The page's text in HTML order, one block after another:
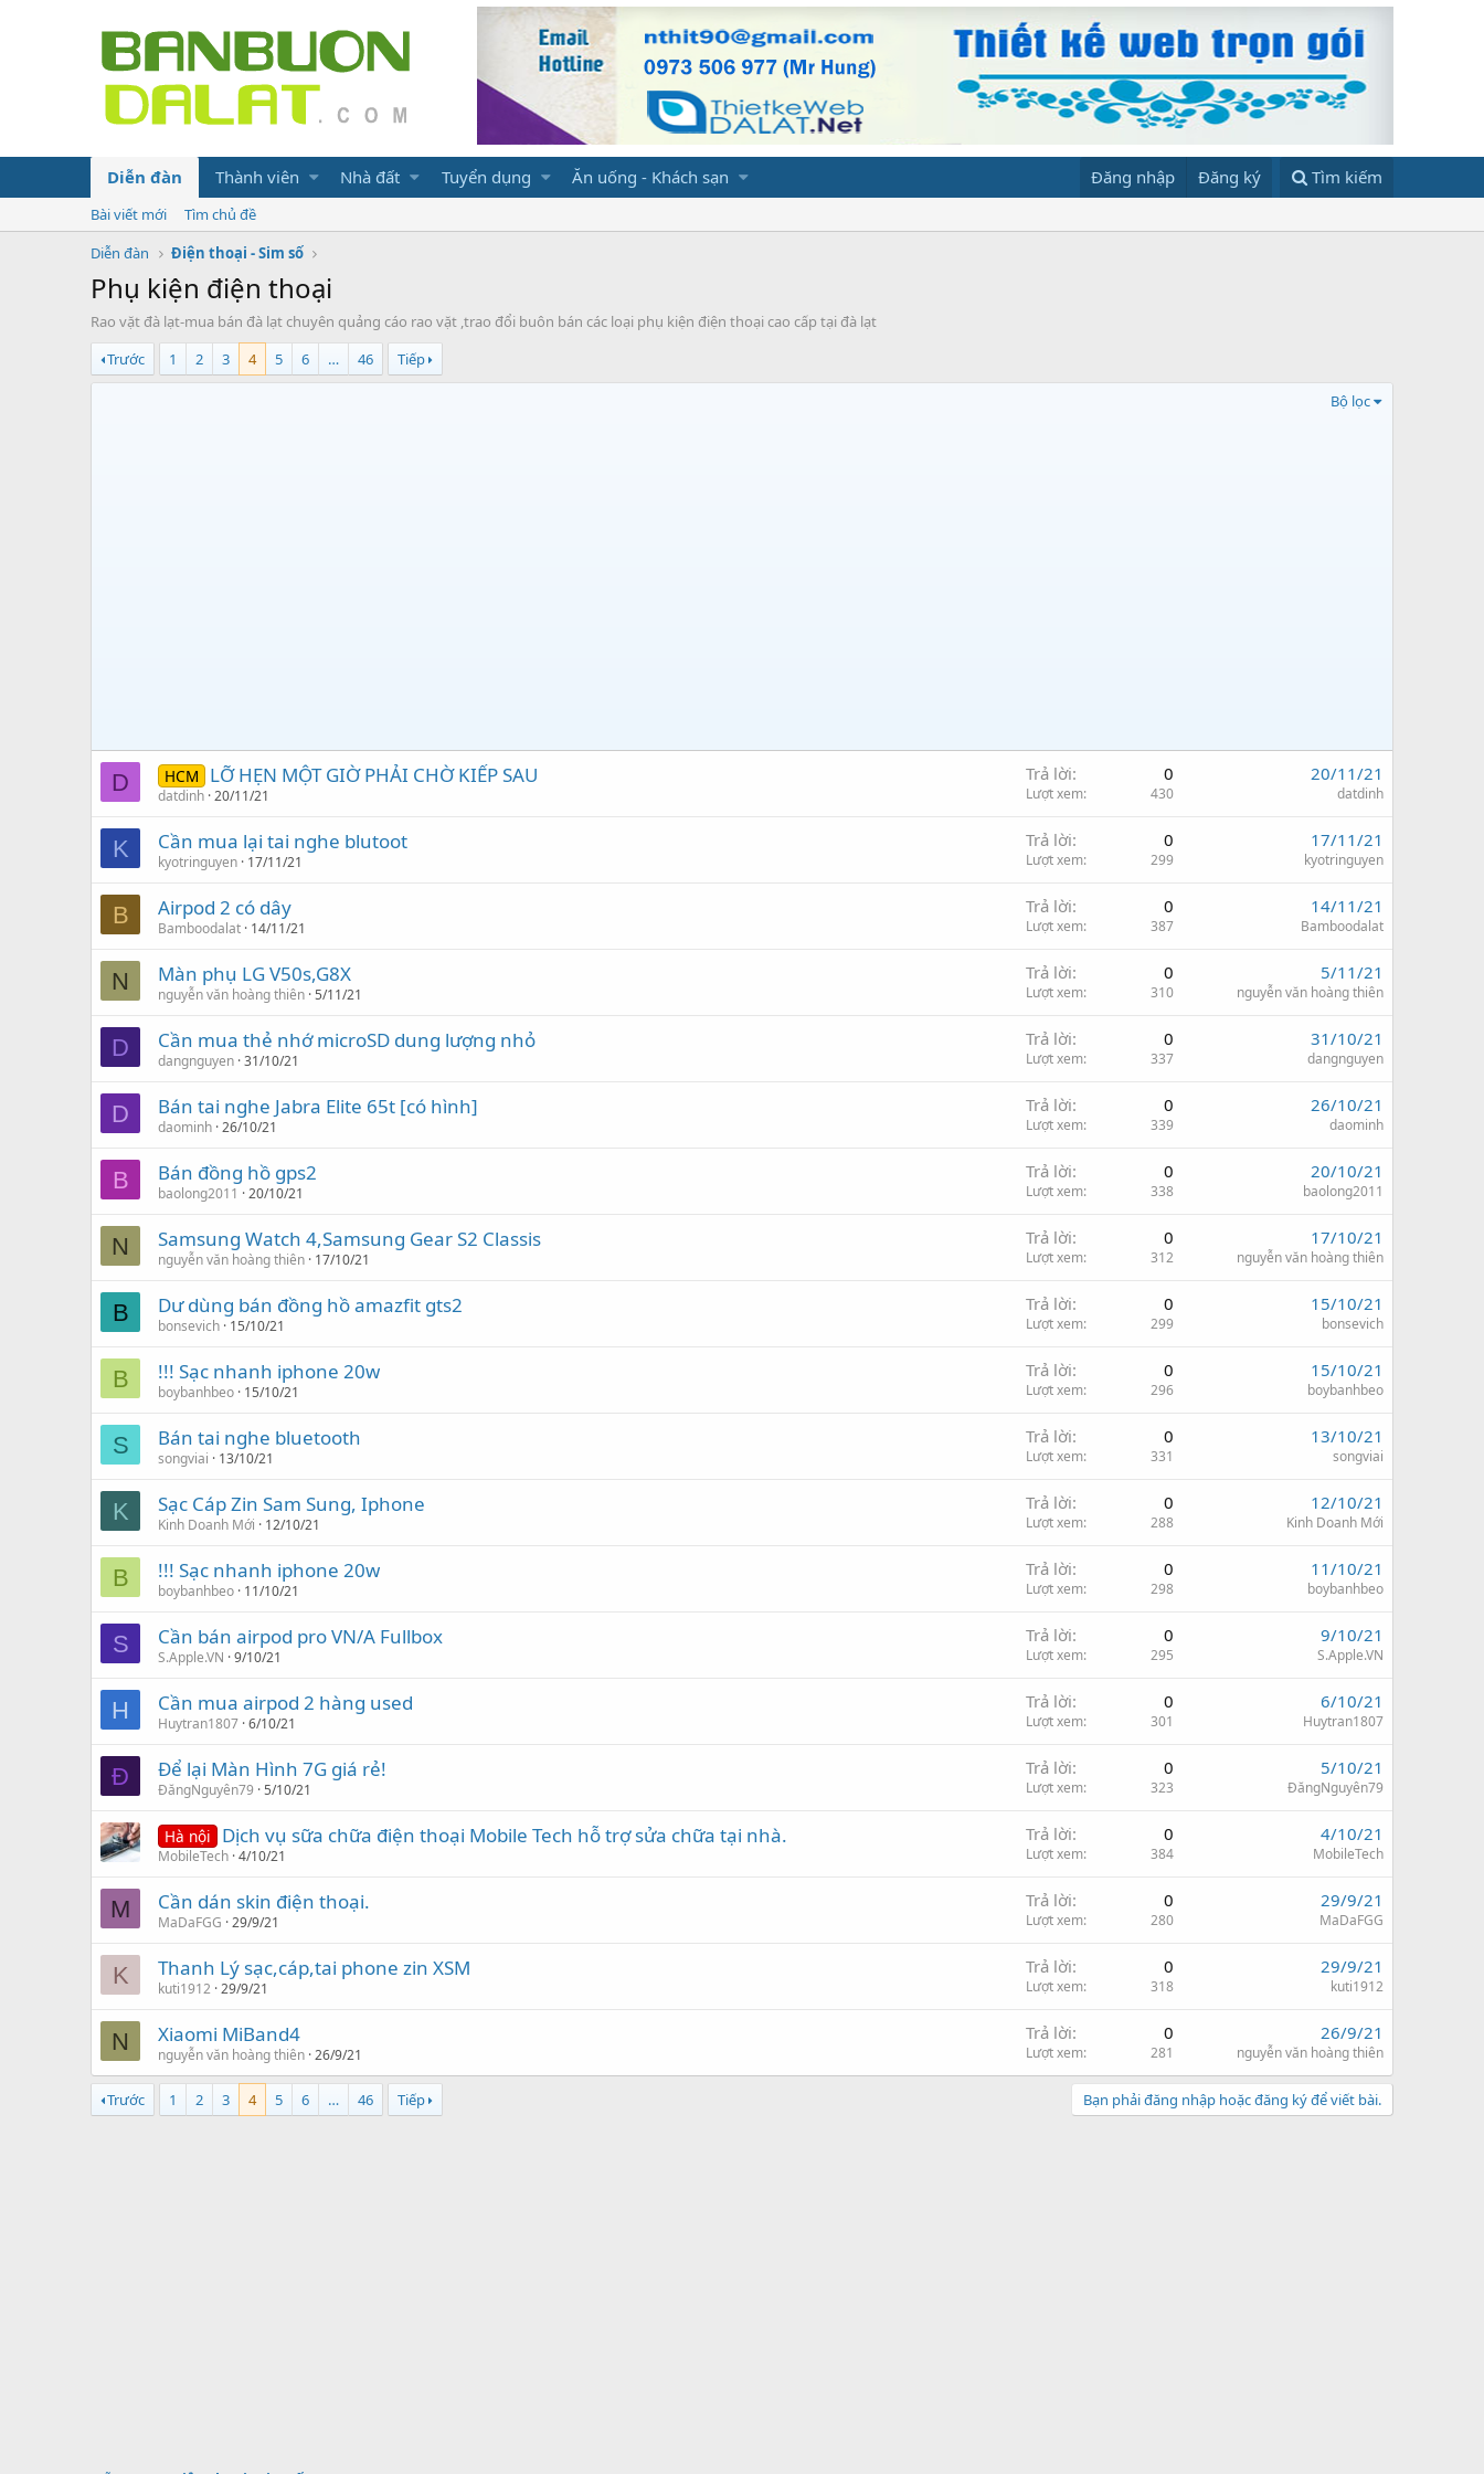
Diễn đàn Thành viên Nhà đất Tuyển dụng Ăn uống - Khách sạn Đăng nhập Đăng ký Tìm kiếm
Bài viết mới
Tìm chủ đề
Diễn đàn
Điện thoại - Sim số
Phụ kiện điện thoại
Rao vặt đà lạt-mua bán đà lạt chuyên quảng cáo rao vặt ,trao đổi buôn bán các loại phụ kiện điện thoại cao cấp tại đà lạt
Trước
1 2 3 4 5 6 … 46 Tiếp
Bộ lọc
D HCM LỠ HẸN MỘT GIỜ PHẢI CHỜ KIẾP SAU
datdinh 20/11/21
Trả lời 0
Lượt xem 430
20/11/21
datdinh
K Cần mua lại tai nghe blutoot
kyotringuyen 17/11/21
Trả lời 0
Lượt xem 299
17/11/21
kyotringuyen
B Airpod 2 có dây
Bamboodalat 14/11/21
Trả lời 0
Lượt xem 387
14/11/21
Bamboodalat
N Màn phụ LG V50s,G8X
nguyễn văn hoàng thiên 5/11/21
Trả lời 0
Lượt xem 310
5/11/21
nguyễn văn hoàng thiên
D Cần mua thẻ nhớ microSD dung lượng nhỏ
dangnguyen 31/10/21
Trả lời 0
Lượt xem 337
31/10/21
dangnguyen
D Bán tai nghe Jabra Elite 65t [có hình]
daominh 26/10/21
Trả lời 0
Lượt xem 339
26/10/21
daominh
B Bán đồng hồ gps2
baolong2011 20/10/21
Trả lời 0
Lượt xem 338
20/10/21
baolong2011
N Samsung Watch 4,Samsung Gear S2 Classis
nguyễn văn hoàng thiên 17/10/21
Trả lời 0
Lượt xem 312
17/10/21
nguyễn văn hoàng thiên
B Dư dùng bán đồng hồ amazfit gts2
bonsevich 15/10/21
Trả lời 0
Lượt xem 299
15/10/21
bonsevich
B !!! Sạc nhanh iphone 20w
boybanhbeo 15/10/21
Trả lời 0
Lượt xem 296
15/10/21
boybanhbeo
S Bán tai nghe bluetooth
songviai 13/10/21
Trả lời 0
Lượt xem 331
13/10/21
songviai
K Sạc Cáp Zin Sam Sung, Iphone
Kinh Doanh Mới 12/10/21
Trả lời 0
Lượt xem 288
12/10/21
Kinh Doanh Mới
B !!! Sạc nhanh iphone 20w
boybanhbeo 11/10/21
Trả lời 0
Lượt xem 298
11/10/21
boybanhbeo
S Cần bán airpod pro VN/A Fullbox
S.Apple.VN 9/10/21
Trả lời 0
Lượt xem 295
9/10/21
S.Apple.VN
H Cần mua airpod 2 hàng used
Huytran1807 6/10/21
Trả lời 0
Lượt xem 301
6/10/21
Huytran1807
Đ Để lại Màn Hình 7G giá rẻ!
ĐăngNguyên79 5/10/21
Trả lời 0
Lượt xem 323
5/10/21
ĐăngNguyên79
Hà nội Dịch vụ sữa chữa điện thoại Mobile Tech hỗ trợ sửa chữa tại nhà.
MobileTech 4/10/21
Trả lời 0
Lượt xem 384
4/10/21
MobileTech
M Cần dán skin điện thoại.
MaDaFGG 29/9/21
Trả lời 0
Lượt xem 280
29/9/21
MaDaFGG
K Thanh Lý sạc,cáp,tai phone zin XSM
kuti1912 29/9/21
Trả lời 0
Lượt xem 318
29/9/21
kuti1912
N Xiaomi MiBand4
nguyễn văn hoàng thiên 26/9/21
Trả lời 0
Lượt xem 281
26/9/21
nguyễn văn hoàng thiên
Trước 1 2 3 4 5 6 … 46 Tiếp Bạn phải đăng nhập hoặc đăng ký để viết bài.